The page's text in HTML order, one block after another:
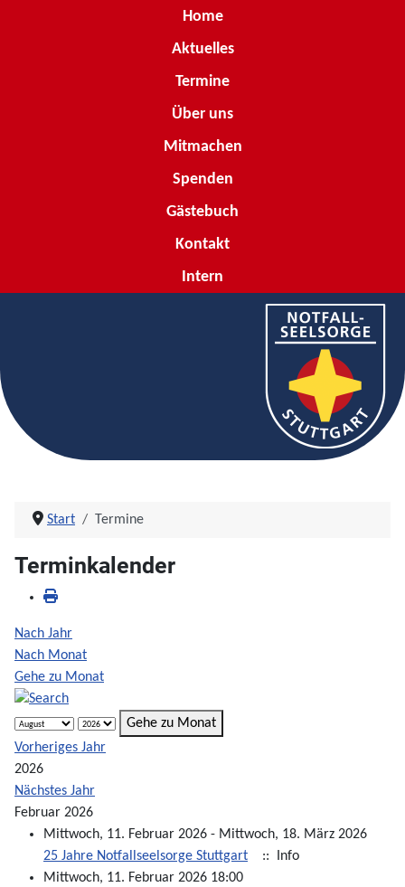
Home
Aktuelles
Termine
Über uns
Mitmachen
Spenden
Gästebuch
Kontakt
Intern
Start Termine
Terminkalender
Nach Jahr
Nach Monat
Gehe zu Monat
Gehe zu Monat
Vorheriges Jahr
2026
Nächstes Jahr
Februar 2026
Mittwoch, 11. Februar 2026 - Mittwoch, 18. März 2026
25 Jahre Notfallseelsorge Stuttgart
:: Info
Mittwoch, 11. Februar 2026 18:00